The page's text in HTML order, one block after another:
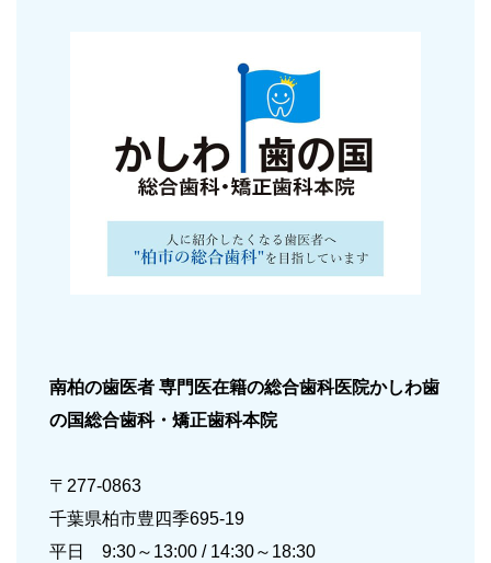
南柏の歯医者 専門医在籍の総合歯科医院かしわ歯
の国総合歯科・矯正歯科本院
〒277-0863
千葉県柏市豊四季695-19
平日 9:30～13:00 / 14:30～18:30